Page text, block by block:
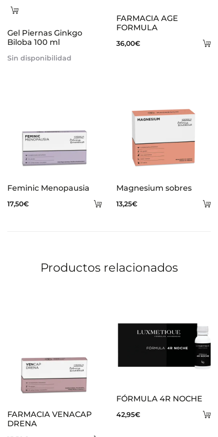
Leer
Gel Piernas Ginkgo
Biloba 100 ml
Sin disponibilidad
FARMACIA AGE
FORMULA
36,00€
Añadir
Feminic Menopausia
17,50€
Magnesium sobres
13,25€
Productos relacionados
FARMACIA VENACAP
DRENA
FÓRMULA 4R NOCHE
42,95€